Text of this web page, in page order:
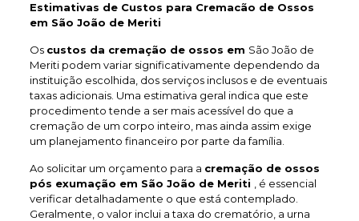
Estimativas de Custos para Cremacão de Ossos
em São João de Meriti
Os custos da cremação de ossos em São João de
Meriti podem variar significativamente dependendo da
instituição escolhida, dos serviços inclusos e de eventuais
taxas adicionais. Uma estimativa geral indica que este
procedimento tende a ser mais acessível do que a
cremação de um corpo inteiro, mas ainda assim exige
um planejamento financeiro por parte da família.
Ao solicitar um orçamento para a cremação de ossos
pós exumação em São João de Meriti
, é essencial
verificar detalhadamente o que está contemplado.
Geralmente, o valor inclui a taxa do crematório, a urna